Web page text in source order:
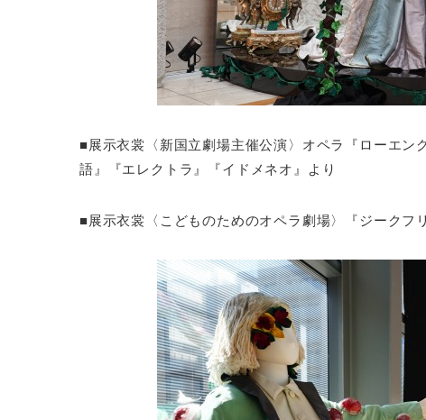
■展示衣裳〈新国立劇場主催公演〉オペラ『ローエ
語』『エレクトラ』『イドメネオ』より
■展示衣裳〈こどものためのオペラ劇場〉『ジークフ